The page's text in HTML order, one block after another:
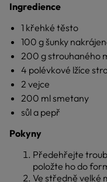
Ingredience
1 křehké těsto
100 g šunky
200 g strouhaného
4 polévkové lžíce
2 vejce
200 ml smetany
sůl a pepř
Pokyny
Předehřejte
položte ho do
Ve středně velké